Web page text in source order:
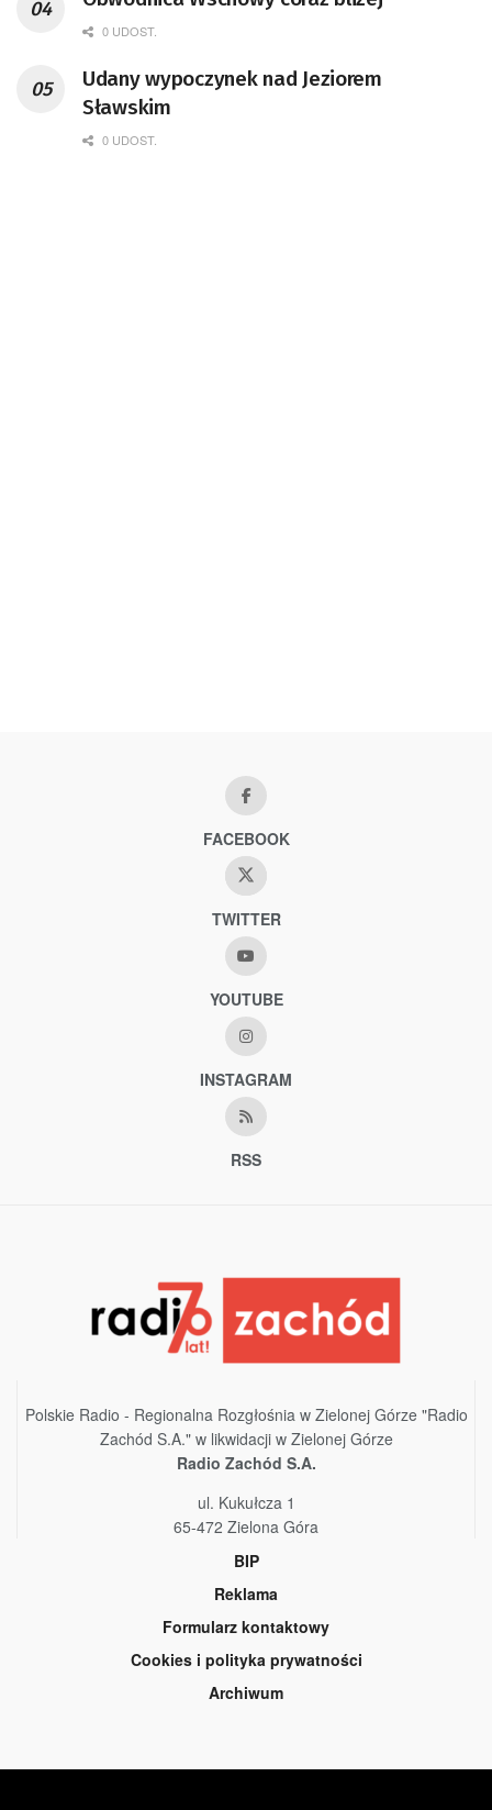
0 UDOST.
Udany wypoczynek nad Jeziorem
Sławskim
0 UDOST.
FACEBOOK
TWITTER
YOUTUBE
INSTAGRAM
RSS
Polskie Radio - Regionalna Rozgłośnia w Zielonej Górze "Radio
Zachód S.A." w likwidacji w Zielonej Górze
Radio Zachód S.A.
ul. Kukułcza 1
65-472 Zielona Góra
BIP
Reklama
Formularz kontaktowy
Cookies i polityka prywatności
Archiwum